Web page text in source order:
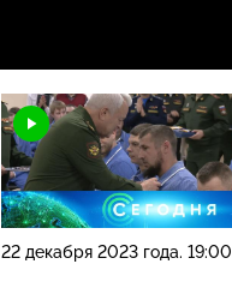
22 декабря 2023 года. 19:00